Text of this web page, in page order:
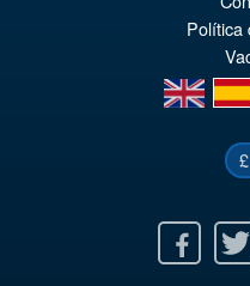
Política
en
es
£
Twitter Youtube